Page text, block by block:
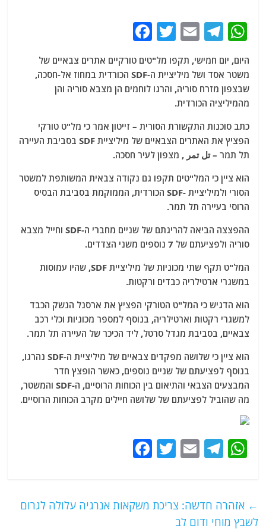
W
at
s
A
p
p
T
e
g
ra
m
E
ai
l
T
itt
er
c
e
o
o
k
היום, יום חמישי, תקפו מל"טים טורקיים אתרים צבאיים של
משטר אסד ושל מיליציית ה-SDF הכורדית במחוז אל-חסכה,
שבצפון מזרח סוריה, והרגו לוחמים הן מצבא סוריה והן
מהמיליציה הכורדית.
כתב סוכנות התקשורת הסורית – זייטון אמר כי מל"ט טורקי
הפציץ את האתרים הצבאיים של מיליציית SDF בסביבת העיירה
תל תמר – تل تمر , מצפון לעיר חסכה.
הוא ציין כי המל"טים תקפו גם נקודה צבאית המשותפת למשטר
הסורי ולמיליציית -SDF הכורדית, הממוקמת בסביבת הבסיס
הרוסי בעיירה תל תמר.
ההפצצה הביאה להריגתם של שניים מחברי ה-SDF וחייל מצבא
סוריה ולפציעתם של 7 נוספים משני הצדדים.
המל"ט תקף שתי מכוניות של מיליציית SDF, שהיו עמוסות
במשגרי ארטילריה כבדים ורקטות.
הוא הדגיש כי המל"ט הטורקי הפציץ את ארסנל הנשק הכבד
למשגרי רקטות וארטילריה, בנוסף למספר מכוניות וכלי רכב
צבאיים, בסביבת מגדל סרטל, ליד הכיכר של העיירה תל תמר.
הוא ציין כי שלושה מפקדים צבאיים של מיליציית ה-SDF נהרגו,
בנוסף לפציעתם של שניים נוספים, כאשר הופצץ חדר
המבצעים הצבאי והתיאום בין הכוחות הרוסיים, ה-SDF והמשטר,
מה שהוביל לפציעתם של שלושה חיילים מקרב הכוחות הרוסיים.
W
s
A
T
g
ra
E
l
T
er
e ← אזהרה חדשה: צריכת משקאות אנרגיה עלולה לגרום
לשבץ מוחי ודום לב